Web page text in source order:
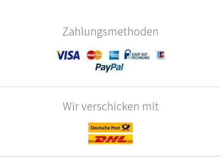
Zahlungsmethoden
Wir verschicken mit